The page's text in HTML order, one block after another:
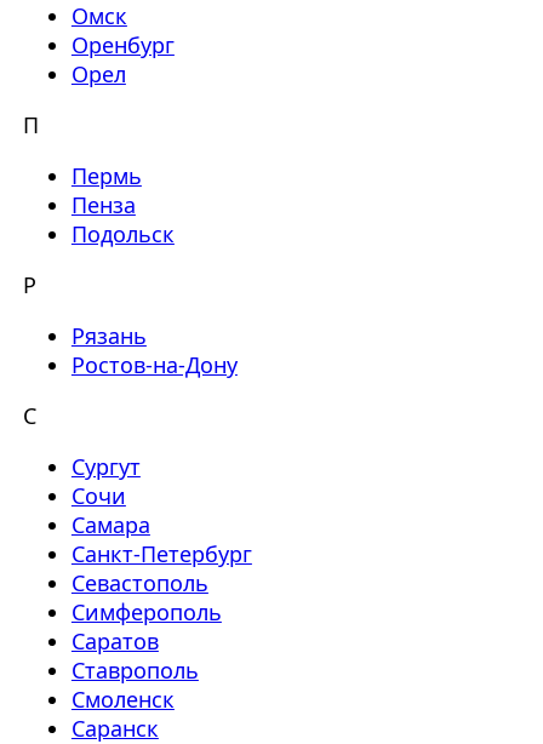
Омск
Оренбург
Орел
П
Пермь
Пенза
Подольск
Р
Рязань
Ростов-на-Дону
С
Сургут
Сочи
Самара
Санкт-Петербург
Севастополь
Симферополь
Саратов
Ставрополь
Смоленск
Саранск